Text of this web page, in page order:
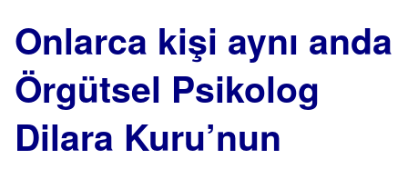
Onlarca kişi aynı anda
Örgütsel Psikolog
Dilara Kuru’nun